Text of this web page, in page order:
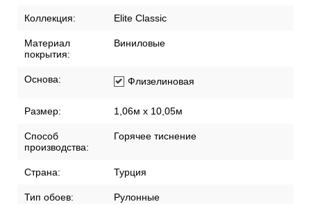
Коллекция: Elite Classic
Материал
покрытия:
Виниловые
Основа: Флизелиновая
Размер: 1,06м х 10,05м
Способ
производства:
Горячее тиснение
Страна: Турция
Тип обоев: Рулонные